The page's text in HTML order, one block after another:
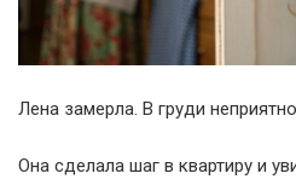
Лена замерла. В груди
Она сделала шаг в квартиру и